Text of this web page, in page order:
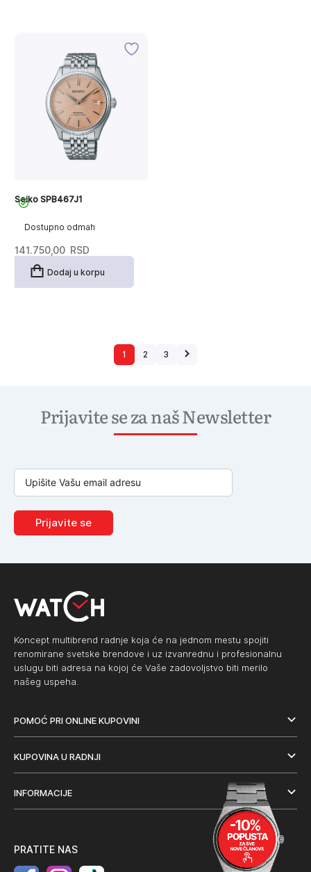
Dostupno odmah
Seiko SPB467J1
141.750,00 RSD
Dodaj u korpu
1 2 3
Prijavite se za naš Newsletter
Prijavite se
Koncept multibrend radnje koja će na jednom mestu spojiti
renomirane svetske brendove i uz izvanrednu i profesionalnu
uslugu biti adresa na kojoj će Vaše zadovoljstvo biti merilo
našeg uspeha.
POMOĆ PRI ONLINE KUPOVINI
KUPOVINA U RADNJI
INFORMACIJE
PRATITE NAS